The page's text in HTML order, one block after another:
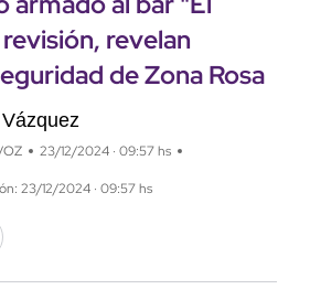
revelan
de Zona Rosa
23/12/2024 · 09:57 hs
23/12/2024 · 09:57 hs